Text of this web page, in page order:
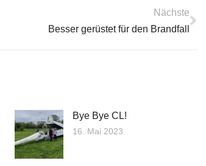
Nächste
Besser gerüstet für den Brandfall
Bye Bye CL!
16. Mai 2023